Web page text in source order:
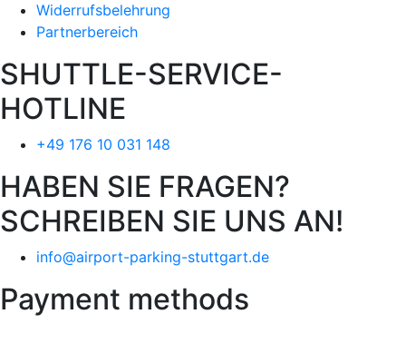
Widerrufsbelehrung
Partnerbereich
SHUTTLE-SERVICE-
HOTLINE
+49 176 10 031 148
HABEN SIE FRAGEN?
SCHREIBEN SIE UNS AN!
info@airport-parking-stuttgart.de
Payment methods